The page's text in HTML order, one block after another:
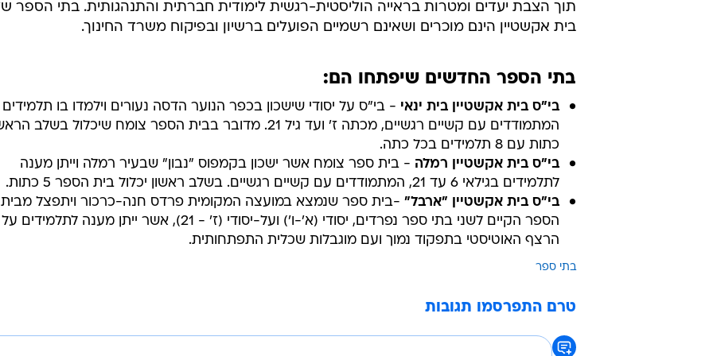
תוך הצבת יעדים ומטרות בראייה הוליסטית-רגשית לימודית חברתית והתנהגותית. בתי הספר
בית אקשטיין הינם מוכרים ושאינם רשמיים הפועלים ברשיון ובפיקוח משרד החינוך.
בתי הספר החדשים שיפתחו הם:
בי"ס בית אקשטיין בית ינאי - בי"ס על יסודי שישכון בכפר הנוער הדסה נעורים וילמדו בו תלמידים
כתות עם 8 תלמידים בכל כתה.
בי"ס בית אקשטיין רמלה - בית ספר צומח אשר ישכון בקמפוס "נבון" שבעיר רמלה וייתן מענה
לתלמידים בגילאי 6 עד 21, המתמודדים עם קשיים רגשיים. בשלב ראשון יכלול בית הספר 5 כתות.
בי"ס בית אקשטיין "ארבל" -בית ספר שנמצא במועצה המקומית פרדס חנה-כרכור ויתפצל מבית
הספר הקיים לשני בתי ספר נפרדים, יסודי (א'-ו') ועל-יסודי (ז' - 21), אשר ייתן מענה לתלמידים על
הרצף האוטיסטי בתפקוד נמוך ועם מוגבלות שכלית התפתחותית.
בתי ספר
טרם התפרסמו תגובות